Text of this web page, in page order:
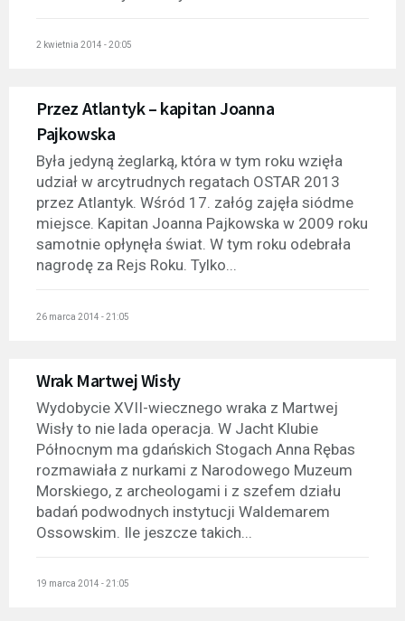
2 kwietnia 2014 - 20:05
Przez Atlantyk – kapitan Joanna
Pajkowska
Była jedyną żeglarką, która w tym roku wzięła
udział w arcytrudnych regatach OSTAR 2013
przez Atlantyk. Wśród 17. załóg zajęła siódme
miejsce. Kapitan Joanna Pajkowska w 2009 roku
samotnie opłynęła świat. W tym roku odebrała
nagrodę za Rejs Roku. Tylko...
26 marca 2014 - 21:05
Wrak Martwej Wisły
Wydobycie XVII-wiecznego wraka z Martwej
Wisły to nie lada operacja. W Jacht Klubie
Północnym ma gdańskich Stogach Anna Rębas
rozmawiała z nurkami z Narodowego Muzeum
Morskiego, z archeologami i z szefem działu
badań podwodnych instytucji Waldemarem
Ossowskim. Ile jeszcze takich...
19 marca 2014 - 21:05